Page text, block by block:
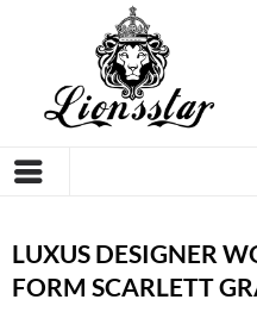
LUXUS DESIGNER
FORM SCARLETT